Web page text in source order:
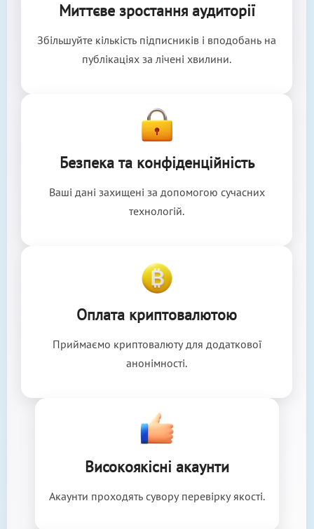
Миттєве зростання аудиторії
Збільшуйте кількість підписників і вподобань на
публікаціях за лічені хвилини.
Безпека та конфіденційність
Ваші дані захищені за допомогою сучасних
технологій.
Оплата криптовалютою
Приймаємо криптовалюту для додаткової
анонімності.
Високоякісні акаунти
Акаунти проходять сувору перевірку якості.